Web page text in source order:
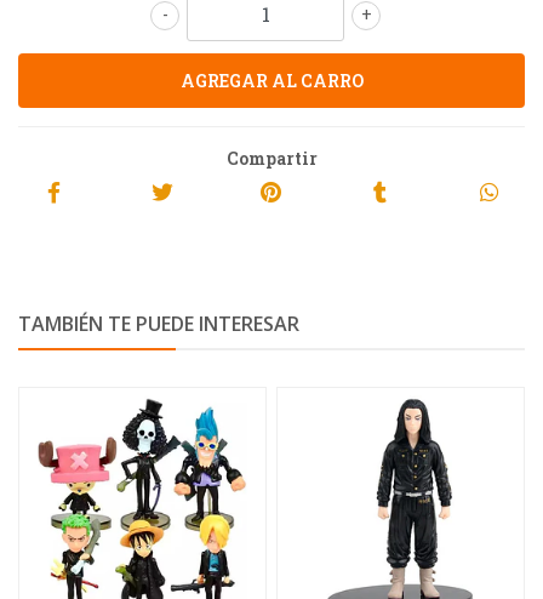
+
-
Compartir
TAMBIÉN TE PUEDE INTERESAR